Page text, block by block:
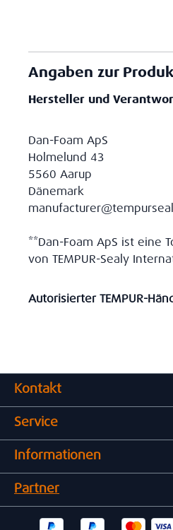
Angaben zur
Hersteller und
Dan-Foam ApS
Holmelund 43
5560 Aarup
Dänemark
**Dan-Foam ApS ist eine
von TEMPUR-Sealy
Autorisierter TEMPUR-
Kontakt
Service
Informationen
Partner